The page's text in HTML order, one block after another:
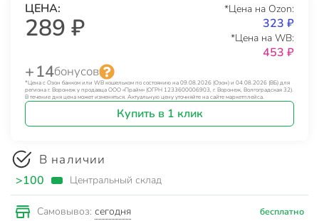
ЦЕНА:
289 ₽
*Цена на Ozon:
323 ₽
*Цена на WB:
453 ₽
+ 14бонусов
*Цена с Озон банком или WB кошельком по состоянию на 09.08.2026 (Озон) и 04.08.2026 (ВБ) для
региона г. Воронеж у продавца ООО «Прайм» (ОГРН 1233600006903, г. Воронеж, Волгоградская 32).
В течение дня цена может изменяться. Актуальную цену уточняйте на сайте маркетплейса.
Купить в 1 клик
В наличии
>100 Центральный склад
Самовывоз: сегодня бесплатно